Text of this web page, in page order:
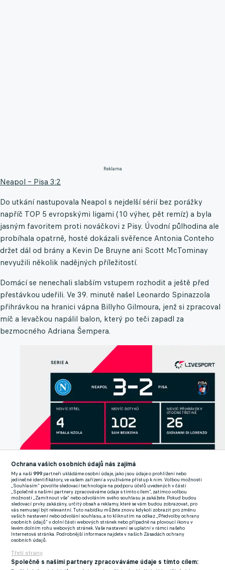
Reklama
Neapol – Pisa 3:2
Do utkání nastupovala Neapol s nejdelší sérií bez porážky
napříč TOP 5 evropskými ligami (10 výher, pět remíz) a byla
jasným favoritem proti nováčkovi z Pisy. Úvodní půlhodina ale
probíhala opatrně, hosté dokázali svěřence Antonia Conteho
držet dál od brány a Kevin De Bruyne ani Scott McTominay
nevyužili několik nadějných příležitostí.
Domácí se nenechali slabším vstupem rozhodit a ještě před
přestávkou udeřili. Ve 39. minutě našel Leonardo Spinazzola
přihrávkou na hranici vápna Billyho Gilmoura, jenž si zpracoval
míč a levačkou napálil balon, který po teči zapadl za
bezmocného Adriana Šempera.
Ochrana vašich osobních údajů nás zajímá
My a naši999 partneři ukládáme osobní údaje, jako jsou údaje o prohlížení nebo
jedinečné identifikátory, ve vašem zařízení a využíváme přístup k nim. Volbou možnosti
„Souhlasím“ povolíte sledovací technologie na podporu účelů uvedených v části
„Společně s našimi partnery zpracováváme údaje s tímto cílem“, zatímco volbou
možnosti „Zamítnout vše“ nebo odvoláním svého souhlasu je zakážete. Pokud budou
sledovací prvky zakázány, určitý obsah a reklamy, které se vám budou zobrazovat, pro
vás nemusejí být relevantní. Tuto nabídku můžete znovu kdykoli zobrazit pro změnu
vašich nastavení nebo odvolání souhlasu, a to kliknutím na odkaz „Předvolby ochrany
osobních údajů“ v dolní části webových stránek nebo případně na plovoucí ikonu v
levém dolním rohu webových stránek. Vaše nastavení se uplatní v rámci našeho
Internetová stránka. Podrobnější informace najdete v našich Zásadách ochrany
osobních údajů.
Třetí strany
Společně s našimi partnery zpracováváme údaje s tímto cílem: